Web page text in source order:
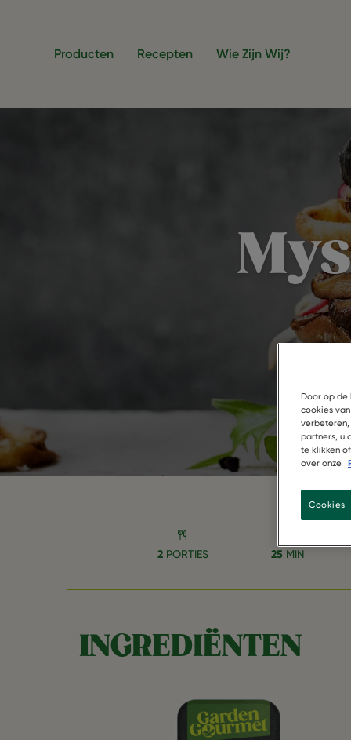
Producten Recepten Wie Zijn Wij?
2 PORTIES 25 MIN
INGREDIËNTEN
Door op de
cookies
verbeteren,
partners, u
te klikken
over onze